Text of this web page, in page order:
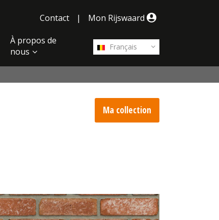
Contact
| Mon Rijswaard
Français
À propos de
nous
Ma collection